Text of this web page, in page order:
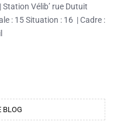
Vélib’ rue Dutuit
: 15 Situation : 16 | Cadre :
BLOG